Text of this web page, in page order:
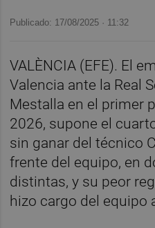
Publicado: 17/08/2025 · 11:32
VALÈNCIA (EFE). El
Valencia ante la Real
Mestalla en el primer
2026, supone el
sin ganar del técnico
frente del equipo, en
distintas, y su peor
hizo cargo del equipo